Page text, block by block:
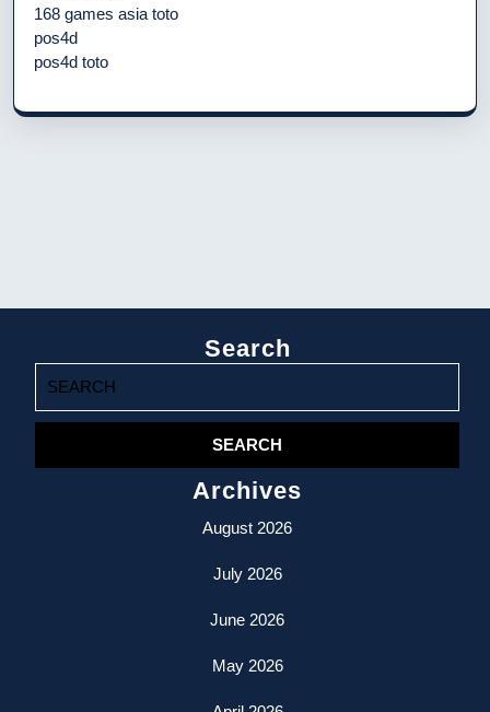
168 games asia toto
pos4d
pos4d toto
Search
for:
Archives
August 2026
July 2026
June 2026
May 2026